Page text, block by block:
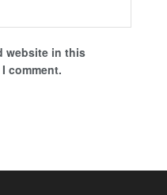
website in this
comment.